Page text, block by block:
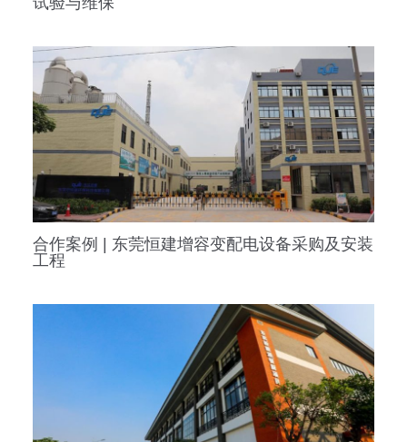
合作案例 | 东莞恒建增容变配电设备采购及安装
工程